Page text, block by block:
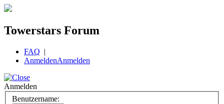
Towerstars Forum
FAQ |
AnmeldenAnmelden
Anmelden
Benutzername: